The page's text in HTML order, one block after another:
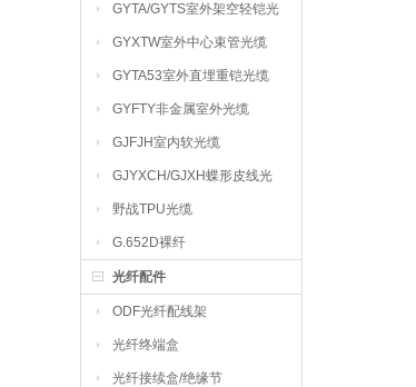
GYTA/GYTS室外架空轻铠光
缆
GYXTW室外中心束管光缆
GYTA53室外直埋重铠光缆
GYFTY非金属室外光缆
GJFJH室内软光缆
GJYXCH/GJXH蝶形皮线光
缆
野战TPU光缆
G.652D裸纤
光纤配件
ODF光纤配线架
光纤终端盒
光纤接续盒/绝缘节